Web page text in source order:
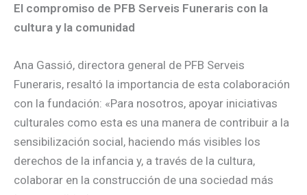
El compromiso de PFB Serveis Funeraris con la
cultura y la comunidad
Ana Gassió, directora general de PFB Serveis
Funeraris, resaltó la importancia de esta colaboración
con la fundación: «Para nosotros, apoyar iniciativas
culturales como esta es una manera de contribuir a la
sensibilización social, haciendo más visibles los
derechos de la infancia y, a través de la cultura,
colaborar en la construcción de una sociedad más